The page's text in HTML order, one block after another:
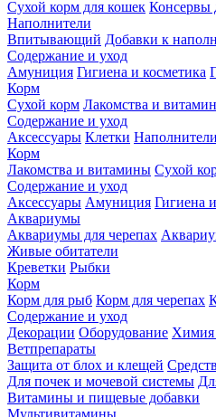
Сухой корм для кошек Консервы
Наполнители
Впитывающий Добавки к
Содержание и уход
Амуниция Гигиена и косметика
Корм
Сухой корм Лакомства и
Содержание и уход
Аксессуары Клетки
Корм
Лакомства и витамины Сухой
Содержание и уход
Аксессуары Амуниция Гигиена
Аквариумы
Аквариумы для черепах
Живые обитатели
Креветки Рыбки
Корм
Корм для рыб Корм для черепах
Содержание и уход
Декорации Оборудование Химия
Ветпрепараты
Защита от блох и клещей
Для почек и мочевой системы
Витамины и пищевые добавки
Мультивитамины